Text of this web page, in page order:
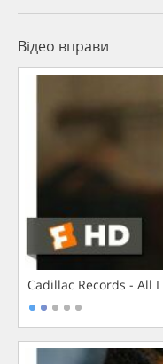
Відео вправи
Cadillac Records - All